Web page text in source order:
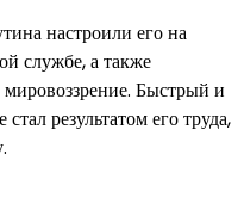
настроили его на
службе, а также
Быстрый и
результатом его труда,